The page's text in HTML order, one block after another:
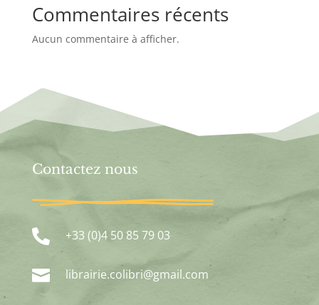
Commentaires récents
Aucun commentaire à afficher.
Contactez nous
 +33 (0)4 50 85 79 03
 librairie.colibri@gmail.com